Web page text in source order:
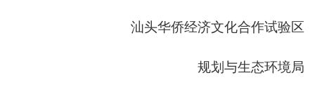
汕头华侨经济文化合作试验区
规划与生态环境局